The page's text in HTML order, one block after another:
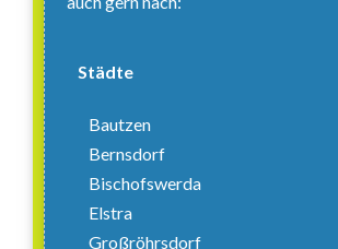
Städte
Bautzen
Bernsdorf
Bischofswerda
Elstra
Großröhrsdorf